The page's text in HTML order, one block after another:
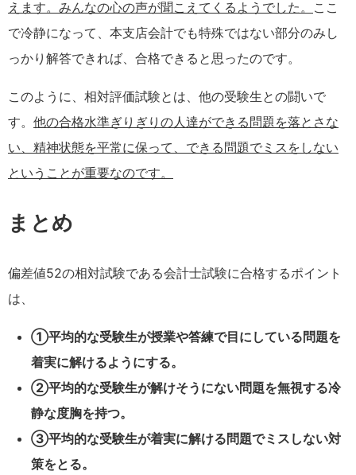
えます。みんなの心の声が聞こえてくるようでした。 ここ
で冷静になって、本支店会計でも特殊ではない部分のみし
っかり解答できれば、合格できると思ったのです。
このように、相対評価試験とは、他の受験生との闘いで
す。 他の合格水準ぎりぎりの人達ができる問題を落とさな
い、精神状態を平常に保って、できる問題でミスをしない
ということが重要なのです。
まとめ
偏差値52の相対試験である会計士試験に合格するポイント
は、
①平均的な受験生が授業や答練で目にしている問題を
着実に解けるようにする。
②平均的な受験生が解けそうにない問題を無視する冷
静な度胸を持つ。
③平均的な受験生が着実に解ける問題でミスしない対
策をとる。